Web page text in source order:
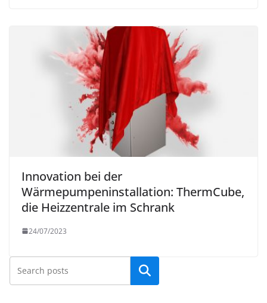
Innovation bei der
Wärmepumpeninstallation: ThermCube,
die Heizzentrale im Schrank
24/07/2023